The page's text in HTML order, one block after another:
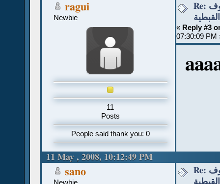
ragui
Newbie
11
Posts
People said thank you: 0
Re: قواعد نطق الحروف
القبطية
« Reply #3
07:30:09 PM
11 May , 2008, 10:12:49 PM
sano
Newbie
Re: قواعد نطق الحروف
القبطية